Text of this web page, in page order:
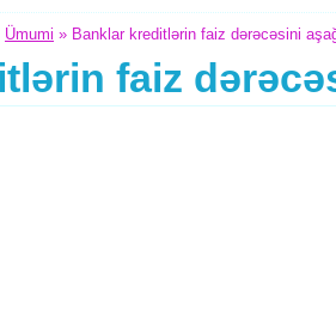
Ümumi » Banklar kreditlərin faiz dərəcəsini
faiz